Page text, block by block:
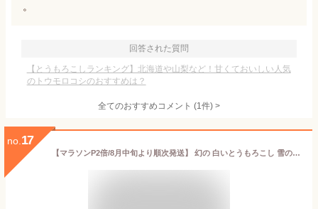
。
回答された質問
【とうもろこしランキング】北海道や山梨など！甘くておいしい人気
のトウモロコシのおすすめは？
全てのおすすめコメント (1件) >
no. 17
【マラソンP2倍/8月中旬より順次発送】 幻の 白いとうもろこし 雪の妖精 2L 10本 約4kg 数量限定 朝採り 北海道 産地直送 上富良野町 しんや農園 ピュアホワイト スイートコーン 産直 お中元 ギフト 御中元 贈り物 お取り寄せ